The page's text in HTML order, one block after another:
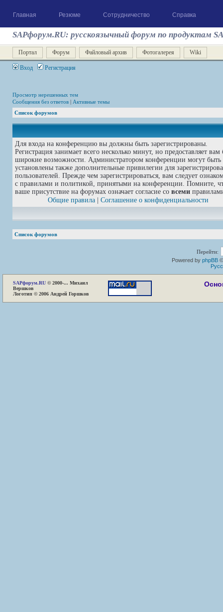
Главная Резюме Сотрудничество Справка
SAPфорум.RU: русскоязычный форум по продуктам
Портал Форум Файловый архив Фотогалерея Wiki
Вход Регистрация
Просмотр нерешенных тем
Сообщения без ответов | Активные темы
Список форумов
Для входа на конференцию вы должны быть зарегистрированы.
Регистрация занимает всего несколько минут, но предоставляет вам
широкие возможности. Администратором конференции могут быть
установлены также дополнительные привилегии для
пользователей. Прежде чем зарегистрироваться, вам следует
с правилами и политикой, принятыми на конференции. Помните,
ваше присутствие на форумах означает согласие со всеми
Общие правила
Соглашение о конфиденциальности
Список форумов
Перейти:
Powered by phpBB
SAPфорум.RU © 2000-... Михаил
Вершков
Логотип © 2006 Андрей Горшков